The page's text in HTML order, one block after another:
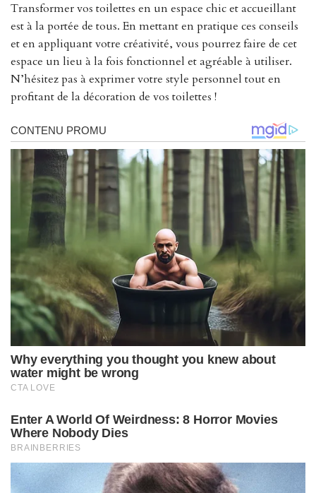
Transformer vos toilettes en un espace chic et accueillant
est à la portée de tous. En mettant en pratique ces conseils
et en appliquant votre créativité, vous pourrez faire de cet
espace un lieu à la fois fonctionnel et agréable à utiliser.
N’hésitez pas à exprimer votre style personnel tout en
profitant de la décoration de vos toilettes !